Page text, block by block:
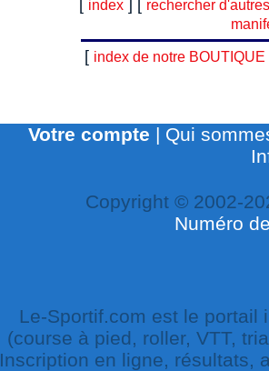
[ index ] [ rechercher
[ index de notre BOUTIQUE
Votre compte | Qui
Copyright © 2002-
Numéro
Le-Sportif.com est le portail
(course à pied, roller, VTT,
Inscription en ligne, résultats,